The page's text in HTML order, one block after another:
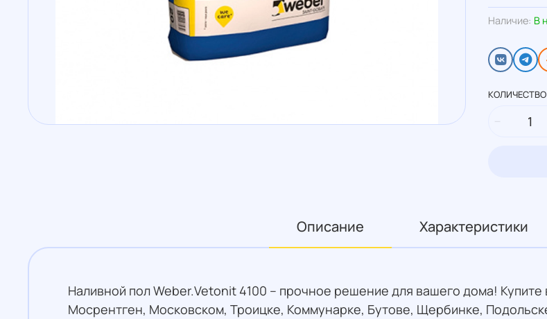
Наличие: В
КОЛИЧЕСТВО
Описание Характеристики
Наливной пол Weber.Vetonit 4100 – прочное решение для вашего дома!
Мосрентген, Московском, Троицке, Коммунарке, Бутове, Щербинке,